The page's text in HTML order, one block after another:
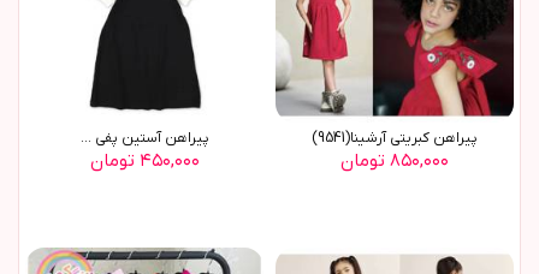
پيراهن کبريتي آرشينا(9541)
۸۵۰,۰۰۰ تومان
پيراهن آستين پفي ...
۴۵۰,۰۰۰ تومان